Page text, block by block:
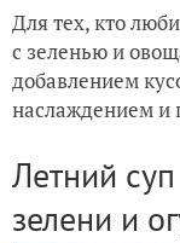
Окрошка с
Традиционная
Для тех, кто
с зеленью и
добавлением
наслаждением и
Летний
зелени и